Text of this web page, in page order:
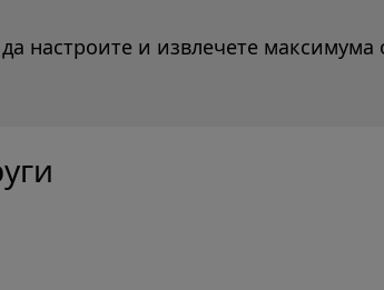
настроите и извлечете